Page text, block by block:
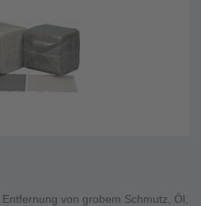
von grobem Schmutz, Öl,